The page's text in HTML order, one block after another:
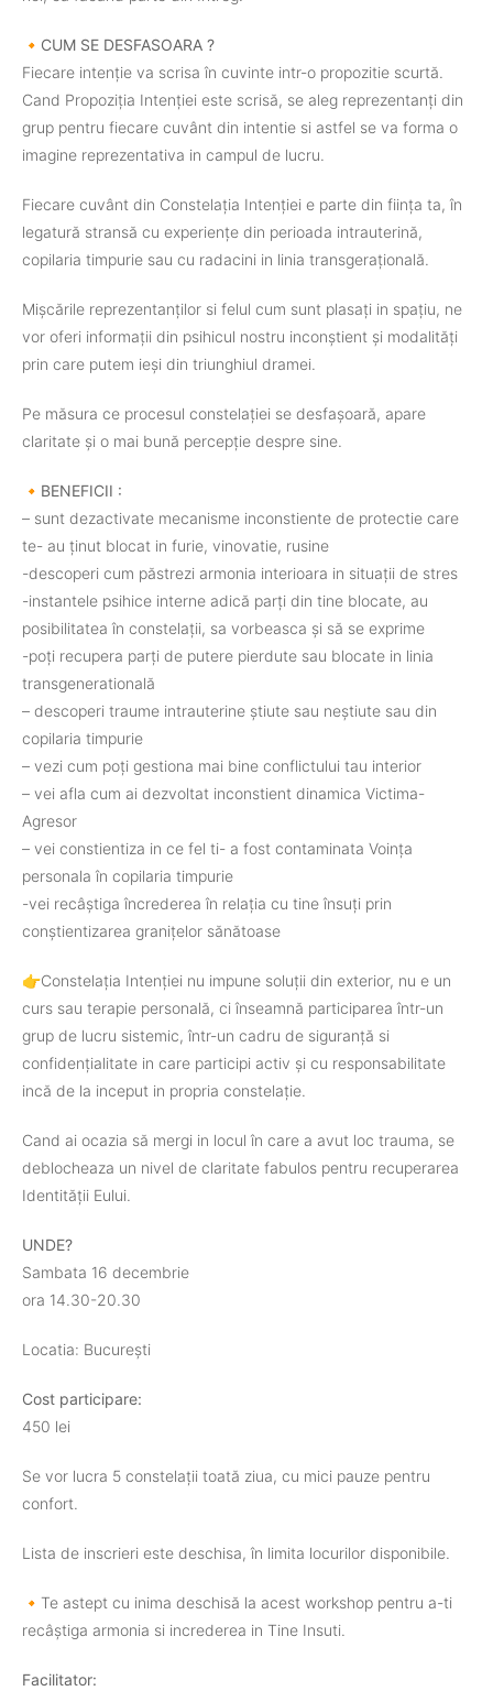
🔸️CUM SE DESFASOARA ?
Fiecare intenție va scrisa în cuvinte intr-o propozitie scurtă.
Cand Propoziția Intenției este scrisă, se aleg reprezentanți din
grup pentru fiecare cuvânt din intentie si astfel se va forma o
imagine reprezentativa in campul de lucru.
Fiecare cuvânt din Constelația Intenției e parte din ființa ta, în
legatură stransă cu experiențe din perioada intrauterină,
copilaria timpurie sau cu radacini in linia transgerațională.
Mișcările reprezentanților si felul cum sunt plasați in spațiu, ne
vor oferi informații din psihicul nostru inconștient și modalități
prin care putem ieși din triunghiul dramei.
Pe măsura ce procesul constelației se desfașoară, apare
claritate și o mai bună percepție despre sine.
🔸️BENEFICII :
– sunt dezactivate mecanisme inconstiente de protectie care
te- au ținut blocat in furie, vinovatie, rusine
-descoperi cum păstrezi armonia interioara in situații de stres
-instantele psihice interne adică parți din tine blocate, au
posibilitatea în constelații, sa vorbeasca și să se exprime
-poți recupera parți de putere pierdute sau blocate in linia
transgeneratională
– descoperi traume intrauterine știute sau neștiute sau din
copilaria timpurie
– vezi cum poți gestiona mai bine conflictului tau interior
– vei afla cum ai dezvoltat inconstient dinamica Victima-
Agresor
– vei constientiza in ce fel ti- a fost contaminata Voința
personala în copilaria timpurie
-vei recâștiga încrederea în relația cu tine însuți prin
conștientizarea granițelor sănătoase
👉Constelația Intenției nu impune soluții din exterior, nu e un
curs sau terapie personală, ci înseamnă participarea într-un
grup de lucru sistemic, într-un cadru de siguranță si
confidențialitate in care participi activ și cu responsabilitate
incă de la inceput in propria constelație.
Cand ai ocazia să mergi in locul în care a avut loc trauma, se
deblocheaza un nivel de claritate fabulos pentru recuperarea
Identității Eului.
UNDE?
Sambata 16 decembrie
ora 14.30-20.30
Locatia: București
Cost participare:
450 lei
Se vor lucra 5 constelații toată ziua, cu mici pauze pentru
confort.
Lista de inscrieri este deschisa, în limita locurilor disponibile.
🔸️Te astept cu inima deschisă la acest workshop pentru a-ti
recâștiga armonia si increderea in Tine Insuti.
Facilitator: